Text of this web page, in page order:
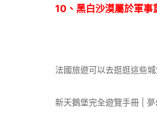
10、黑白沙漠屬於軍事
法國旅遊可以去逛逛這些
新天鵝堡完全遊覽手冊 |